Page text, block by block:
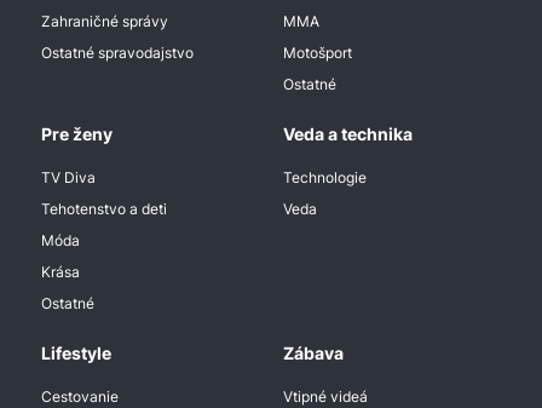
Zahraničné správy
Ostatné spravodajstvo
MMA
Motošport
Ostatné
Pre ženy
TV Diva
Tehotenstvo a deti
Móda
Krása
Ostatné
Veda a technika
Technologie
Veda
Lifestyle
Cestovanie
Zábava
Vtipné videá